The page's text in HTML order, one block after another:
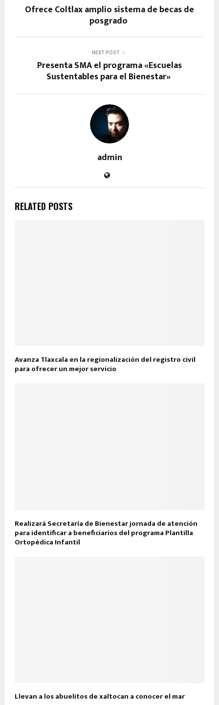
Ofrece Coltlax amplio sistema de becas de
posgrado
NEXT POST
Presenta SMA el programa «Escuelas
Sustentables para el Bienestar»
admin
RELATED POSTS
Avanza Tlaxcala en la regionalización del registro civil
para ofrecer un mejor servicio
Realizará Secretaría de Bienestar jornada de atención
para identificar a beneficiarios del programa Plantilla
Ortopédica Infantil
Llevan a los abuelitos de xaltocan a conocer el mar